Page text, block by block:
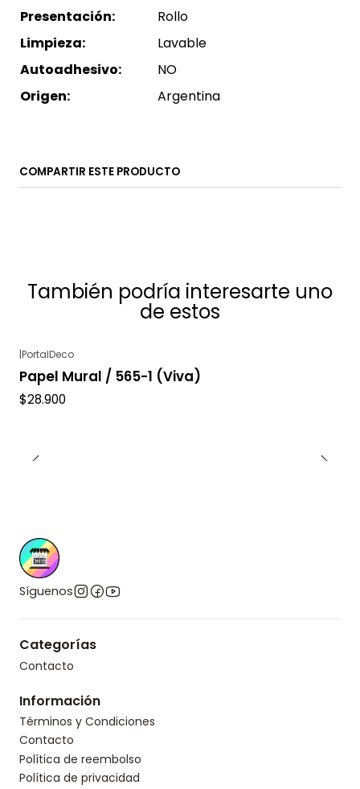
Presentación:
Rollo
Limpieza:
Lavable
Autoadhesivo:
NO
Origen:
Argentina
COMPARTIR ESTE PRODUCTO
También podría interesarte uno
de estos
|PortalDeco
Papel Mural / 565-1 (Viva)
$28.900
Síguenos
Categorías
Contacto
Información
Términos y Condiciones
Contacto
Política de reembolso
Política de privacidad